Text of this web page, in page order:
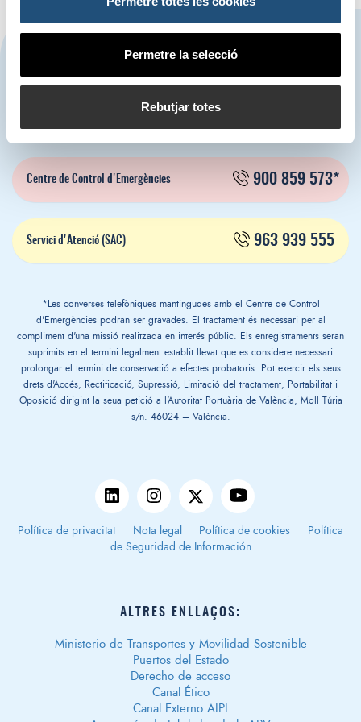
Permetre la selecció
Rebutjar totes
CONTACTA'NS
Centre de Control d'Emergències 900 859 573*
Servici d'Atenció (SAC) 963 939 555
*Les converses telefòniques mantingudes amb el Centre de Control
d'Emergències podran ser gravades. El tractament és necessari per al
compliment d'una missió realitzada en interés públic. Els enregistraments seran
suprimits en el termini legalment establit llevat que es considere necessari
prolongar el termini de conservació a efectes probatoris. Pot exercir els seus
drets d'Accés, Rectificació, Supressió, Limitació del tractament, Portabilitat i
Oposició dirigint la seua petició a l'Autoritat Portuària de València, Moll Túria
s/n. 46024 – València.
Política de privacitat Nota legal Política de cookies
Política
de Seguridad de Información
ALTRES ENLLAÇOS:
Ministerio de Transportes y Movilidad Sostenible
Puertos del Estado
Derecho de acceso
Canal Ético
Canal Externo AIPI